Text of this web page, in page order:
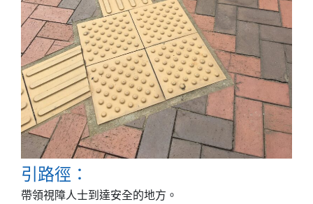
引路徑：
帶領視障人士到達安全的地方。